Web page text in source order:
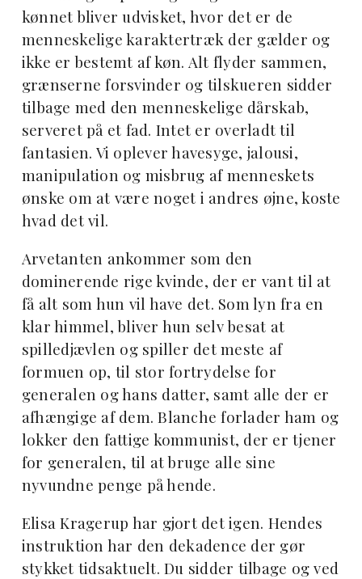
kønnet bliver udvisket, hvor det er de
menneskelige karaktertræk der gælder og
ikke er bestemt af køn. Alt flyder sammen,
grænserne forsvinder og tilskueren sidder
tilbage med den menneskelige dårskab,
serveret på et fad. Intet er overladt til
fantasien. Vi oplever havesyge, jalousi,
manipulation og misbrug af menneskets
ønske om at være noget i andres øjne, koste
hvad det vil.
Arvetanten ankommer som den
dominerende rige kvinde, der er vant til at
få alt som hun vil have det. Som lyn fra en
klar himmel, bliver hun selv besat at
spilledjævlen og spiller det meste af
formuen op, til stor fortrydelse for
generalen og hans datter, samt alle der er
afhængige af dem. Blanche forlader ham og
lokker den fattige kommunist, der er tjener
for generalen, til at bruge alle sine
nyvundne penge på hende.
Elisa Kragerup har gjort det igen. Hendes
instruktion har den dekadence der gør
stykket tidsaktuelt. Du sidder tilbage og ved